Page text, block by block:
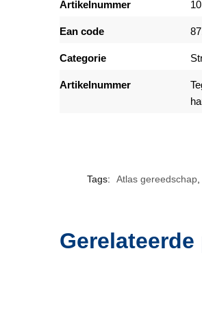
Artikelnummer
Ean code
Categorie
Artikelnummer
Tags:
Atlas gereedschap